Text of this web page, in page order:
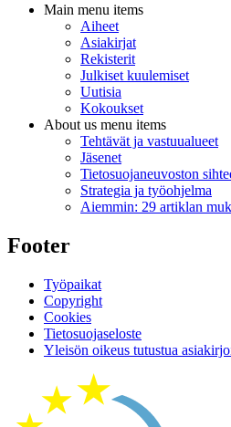
Main menu items
Aiheet
Asiakirjat
Rekisterit
Julkiset kuulemiset
Uutisia
Kokoukset
About us menu items
Tehtävät ja vastuualueet
Jäsenet
Tietosuojaneuvoston
Strategia ja työohjelma
Aiemmin: 29 artiklan
Footer
Työpaikat
Copyright
Cookies
Tietosuojaseloste
Yleisön oikeus tutustua